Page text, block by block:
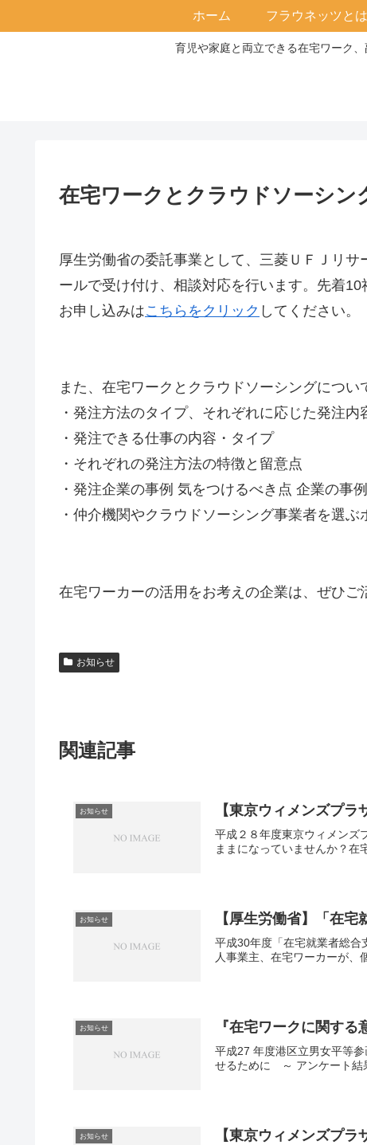
育児や家庭と両立できる在宅ワーク
ホーム フラウネッツとは
在宅ワークとクラウドソーシン
厚生労働省の委託事業として、三菱ＵＦＪリ
ールで受け付け、相談対応を⾏います。先着
お申し込みはこちらをクリック してください。
また、在宅ワークとクラウドソーシングについ
・発注⽅法のタイプ、それぞれに応じた発注内
・発注できる仕事の内容・タイプ
・それぞれの発注⽅法の特徴と留意点
・発注企業の事例 気をつけるべき点 企業の事
・仲介機関やクラウドソーシング事業者を選ぶ
在宅ワーカーの活用をお考えの企業は、ぜひご
お知らせ
関連記事
お知らせ 【東京ウィメンズプ
平成２８年度東京ウィメンズ
ままになっていませんか？在
お知らせ 【厚生労働省】「在
平成30年度「在宅就業者総合
人事業主、在宅ワーカーが、
お知らせ 『在宅ワークに関す
平成27 年度港区立男女平等
せるために ～ アンケート結
お知らせ 【東京ウィメンズプ